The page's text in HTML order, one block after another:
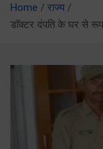
Home
राज्य
डाॅक्टर दंपति के घर से